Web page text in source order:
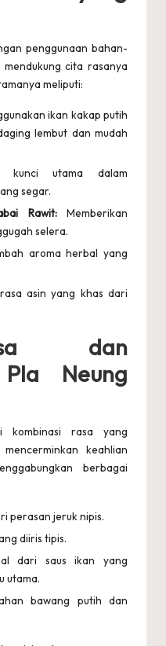
penggunaan bahan-
cita rasanya
meliputi:
ikan kakap putih
lembut dan mudah
utama dalam
segar.
Rawit:Memberikan
selera.
aroma herbal yang
asin yang khas dari
dan
Neung
kombinasi rasa yang
keahlian
berbagai
perasan jeruk nipis.
diiris tipis.
dari saus ikan yang
utama.
bawang putih dan